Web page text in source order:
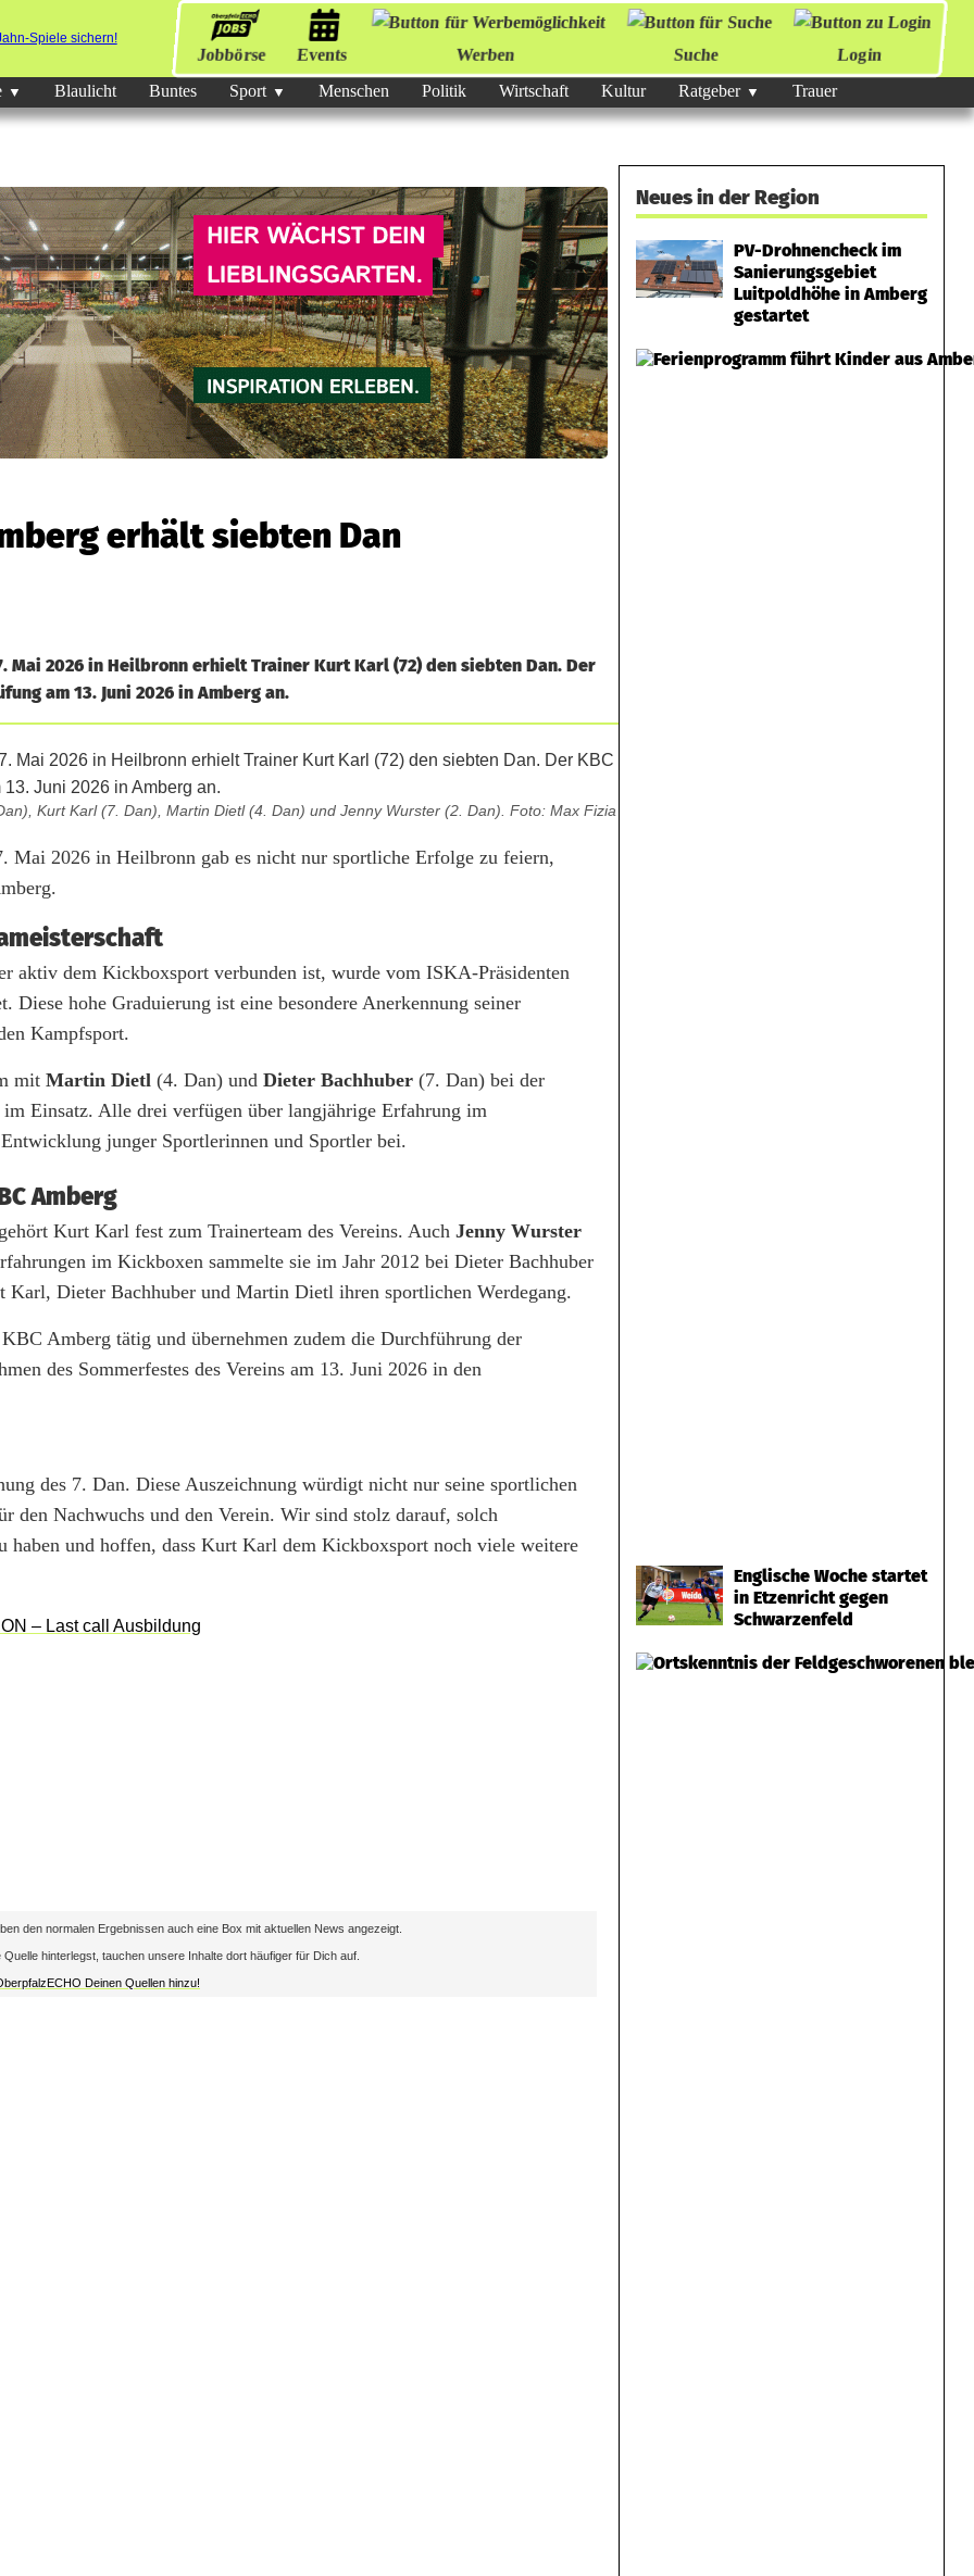
Jobbörse Events Werben Suche
Login
Blaulicht Buntes Sport Menschen Politik Wirtschaft Kultur Ratgeber Trauer
erhält siebten Dan
Mai 2026 in Heilbronn erhielt Trainer Kurt Karl (72) den siebten Dan. Der
am 13. Juni 2026 in Amberg an.
Kurt Karl (7. Dan), Martin Dietl (4. Dan) und Jenny Wurster (2. Dan). Foto: Max Fizia
Mai 2026 in Heilbronn gab es nicht nur sportliche Erfolge zu feiern,
aktiv dem Kickboxsport verbunden ist, wurde vom ISKA-Präsidenten
hohe Graduierung ist eine besondere Anerkennung seiner
Kampfsport.
mit Martin Dietl (4. Dan) und Dieter Bachhuber (7. Dan) bei der
Einsatz. Alle drei verfügen über langjährige Erfahrung im
junger Sportlerinnen und Sportler bei.
Amberg
Kurt Karl fest zum Trainerteam des Vereins. Auch Jenny Wurster
im Kickboxen sammelte sie im Jahr 2012 bei Dieter Bachhuber
Dieter Bachhuber und Martin Dietl ihren sportlichen Werdegang.
Amberg tätig und übernehmen zudem die Durchführung der
des Sommerfestes des Vereins am 13. Juni 2026 in den
des 7. Dan. Diese Auszeichnung würdigt nicht nur seine sportlichen
den Nachwuchs und den Verein. Wir sind stolz darauf, solch
haben und hoffen, dass Kurt Karl dem Kickboxsport noch viele weitere
den normalen Ergebnissen auch eine Box mit aktuellen News angezeigt.
hinterlegst, tauchen unsere Inhalte dort häufiger für Dich auf.
Deinen Quellen hinzu!
Neues in der Region
PV-Drohnencheck im
Sanierungsgebiet
Luitpoldhöhe in Amberg
gestartet
Englische Woche startet
in Etzenricht gegen
Schwarzenfeld